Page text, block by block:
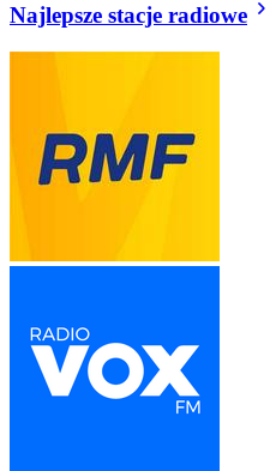
Najlepsze stacje radiowe